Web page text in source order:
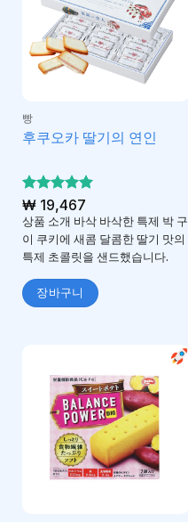
빵
후쿠오카 딸기의 연인
5 중에서
5로 평가
됨
₩19,467
상품 소개 바삭 바삭한 특제 박 구
이 쿠키에 새콤 달콤한 딸기 맛의
특제 초콜릿을 샌드했습니다.
장바구니